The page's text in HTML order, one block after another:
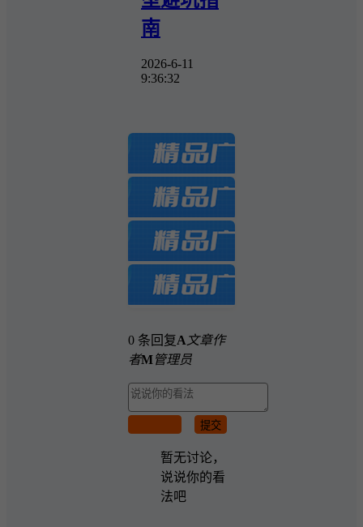
南
2026-6-11
9:36:32
0 条回复A 文章作
者M管理员
提交
暂无讨论，
说说你的看
法吧